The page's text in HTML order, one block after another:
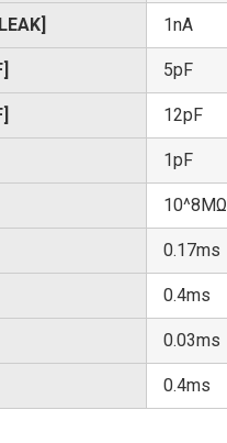
1nA
5pF
12pF
1pF
10^8MΩ
0.17ms
0.4ms
0.03ms
0.4ms